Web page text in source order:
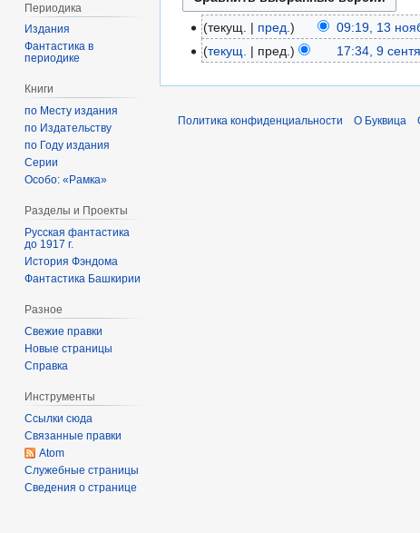
о
б
текущ. пред. 09:19, 13
н
текущ. пред. 17:34, 9
Периодика
Издания
Фантастика в
периодике
Книги
по Месту издания
по Издательству
по Году издания
Серии
Особо: «Рамка»
Разделы и Проекты
Русская фантастика
до 1917 г.
История Фэндома
Фантастика Башкирии
Разное
Свежие правки
Новые страницы
Справка
Инструменты
Ссылки сюда
Связанные правки
Atom
Служебные страницы
Сведения о странице
Политика конфиденциальности О Буквица